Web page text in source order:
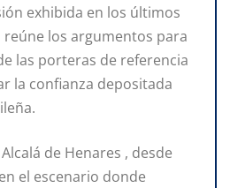
exhibida en los últimos
reúne los argumentos para
las porteras de referencia
la confianza depositada
de Henares , desde
el escenario donde